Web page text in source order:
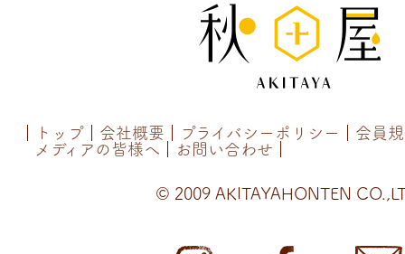
トップ 会社概要 プライバシーポリシー
会員
メディアの皆様へ
お問い合わせ
© 2009 AKITAYAHONTEN